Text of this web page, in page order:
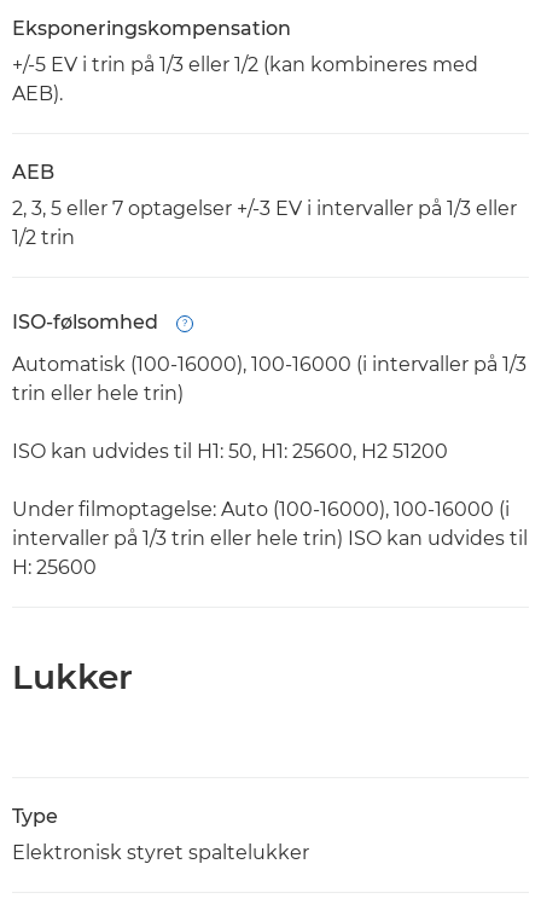
Eksponeringskompensation
+/-5 EV i trin på 1/3 eller 1/2 (kan kombineres med
AEB).
AEB
2, 3, 5 eller 7 optagelser +/-3 EV i intervaller på 1/3 eller
1/2 trin
ISO-følsomhed
Open
Automatisk (100-16000), 100-16000 (i intervaller på 1/3
trin eller hele trin)
ISO kan udvides til H1: 50, H1: 25600, H2 51200
Under filmoptagelse: Auto (100-16000), 100-16000 (i
intervaller på 1/3 trin eller hele trin) ISO kan udvides til
H: 25600
Lukker
Type
Elektronisk styret spaltelukker